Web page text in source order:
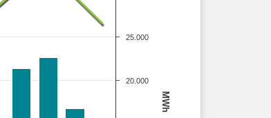
MWh
20.000
25.000